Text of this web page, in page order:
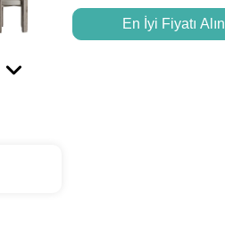
En İyi Fiyatı Alın